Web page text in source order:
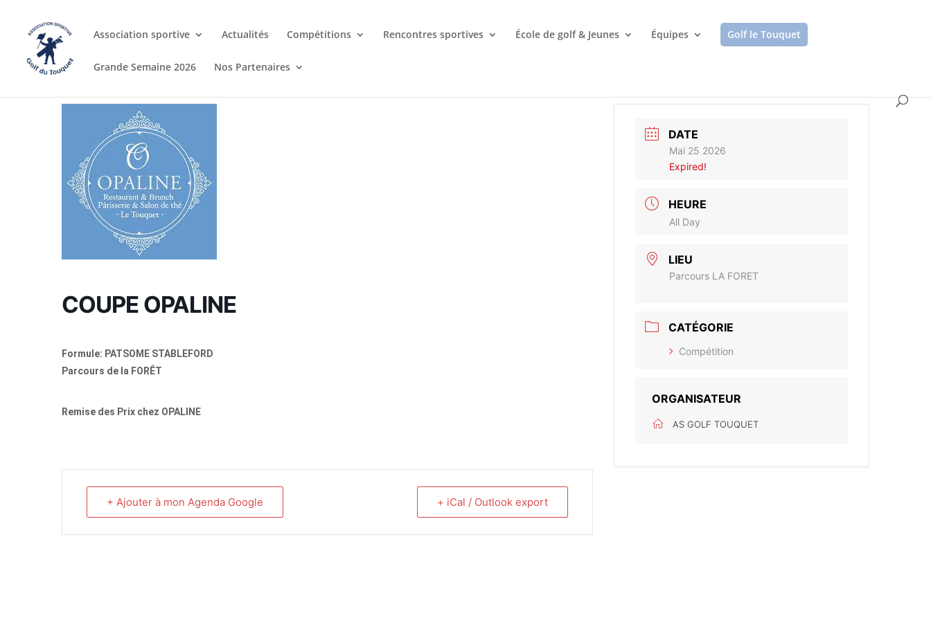
Association sportive Actualités Compétitions Rencontres sportives École de golf & Jeunes Équipes Golf le Touquet
Grande Semaine 2026 Nos Partenaires
COUPE OPALINE
Formule: PATSOME STABLEFORD
Parcours de la FORÊT
Remise des Prix chez OPALINE
+ Ajouter à mon Agenda Google + iCal / Outlook export
DATE
Mai 25 2026
Expired!
HEURE
All Day
LIEU
Parcours LA FORET
CATÉGORIE
Compétition
ORGANISATEUR
AS GOLF TOUQUET